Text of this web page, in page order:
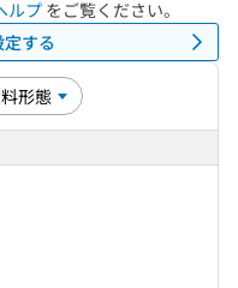
ルプをご覧ください。
する